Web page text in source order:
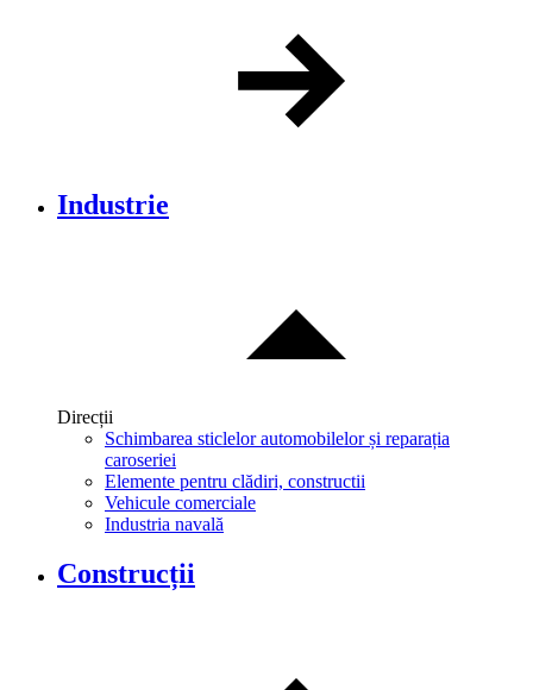
Industrie
Direcții
Schimbarea sticlelor automobilelor și reparația
caroseriei
Elemente pentru clădiri, constructii
Vehicule comerciale
Industria navală
Construcții